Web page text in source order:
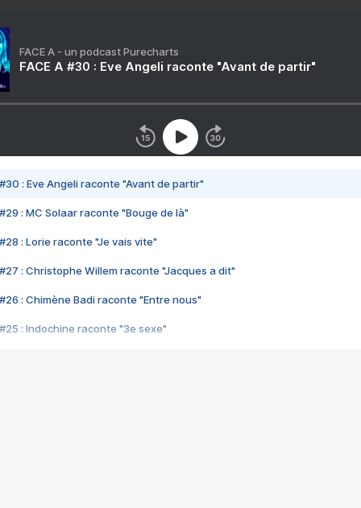
FACE A - un podcast Purecharts
FACE A #30 : Eve Angeli raconte "Avant de partir"
#30 : Eve Angeli raconte "Avant de partir"
#29 : MC Solaar raconte "Bouge de là"
#28 : Lorie raconte "Je vais vite"
#27 : Christophe Willem raconte "Jacques a dit"
#26 : Chimène Badi raconte "Entre nous"
#25 : Indochine raconte "3e sexe"